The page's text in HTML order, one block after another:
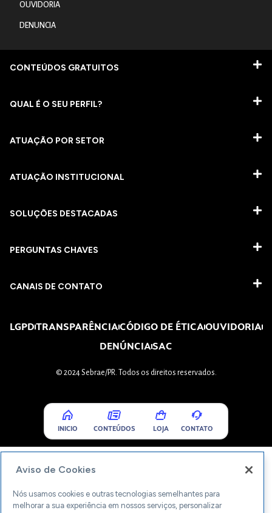
OUVIDORIA
DENUNCIA
CONTEÚDOS GRATUITOS
QUAL É O SEU PERFIL?
ATUAÇÃO POR SETOR
ATUAÇÃO INSTITUCIONAL
SOLUÇÕES DESTACADAS
PERGUNTAS CHAVES​
CANAIS DE CONTATO
LGPDTRANSPARÊNCIACÓDIGO DE ÉTICAOUVIDORIA
DENÚNCIASAC
© 2024 Sebrae/PR. Todos os direitos reservados.
INICIO CONTEÚDOS LOJA CONTATO
Aviso de Cookies
Nós usamos cookies e outras tecnologias semelhantes para
melhorar a sua experiência em nossos serviços, personalizar